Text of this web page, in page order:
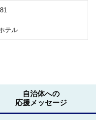
テル
自治体への
応援メッセージ